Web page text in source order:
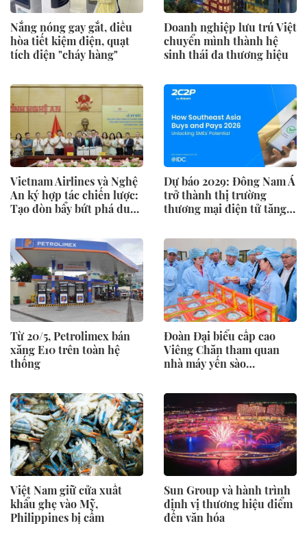
Nắng nóng gay gắt, điều
hòa tiết kiệm điện, quạt
tích điện "cháy hàng"
Doanh nghiệp lưu trú Việt
chuyển mình thành hệ
sinh thái đa thương hiệu
Vietnam Airlines và Nghệ
An ký hợp tác chiến lược:
Tạo đòn bẩy bứt phá du
Dự báo 2029: Đông Nam Á
trở thành thị trường
thương mại điện tử tăng
giới
Từ 20/5, Petrolimex bán
xăng E10 trên toàn hệ
thống
Đoàn Đại biểu cấp cao
Viêng Chăn tham quan
nhà máy yến sào
Việt Nam giữ cửa xuất
khẩu ghẹ vào Mỹ,
Philippines bị cấm
Sun Group và hành trình
định vị thương hiệu điểm
đến văn hóa